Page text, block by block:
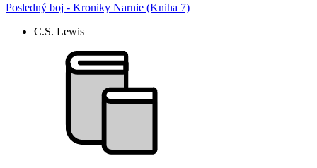
Posledný boj - Kroniky Narnie (Kniha 7)
C.S. Lewis